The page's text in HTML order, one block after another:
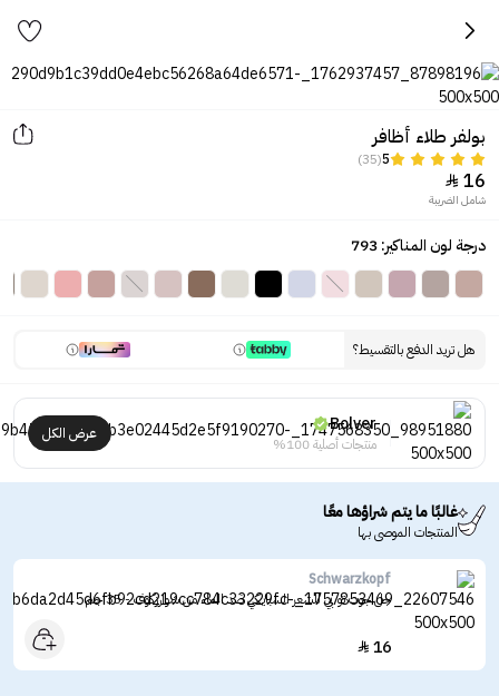
بولفر طلاء أظافر
5
(35)
16

شامل الضريبة
درجة لون المناكير: 793
هل تريد الدفع بالتقسيط؟
Bolver
منتجات أصلية 100%
عرض الكل
غالبًا ما يتم شراؤها معًا
المنتجات الموصى بها
Schwarzkopf
جل جوت تو بي للشعر السبايكي ضد الماء من شوارزكوف - 35 جم
16
